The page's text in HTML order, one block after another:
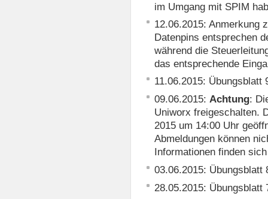
im Umgang mit SPIM
12.06.2015: Anmerkung
Datenpins entsprechen
während die
das entsprechende
11.06.2015:
09.06.2015:Achtung:
Uniworx freigeschalten.
2015 um 14:00 Uhr
Abmeldungen können
Informationen finden
03.06.2015:
28.05.2015: